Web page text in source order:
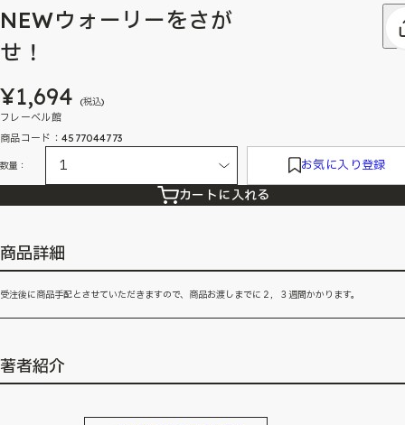
NEWウォーリーをさが
せ！
¥1,694 (税込)
フレーベル館
商品コード：4577044773
数量： お気に入り登録
カートに入れる
商品詳細
受注後に商品手配とさせていただきますので、商品お渡しまでに２，３週間かかります。
著者紹介